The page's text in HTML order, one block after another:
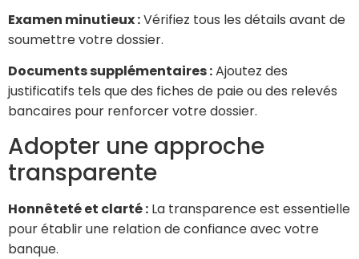
Examen minutieux :Vérifiez tous les détails avant de
soumettre votre dossier.
Documents supplémentaires :Ajoutez des
justificatifs tels que des fiches de paie ou des relevés
bancaires pour renforcer votre dossier.
Adopter une approche
transparente
Honnêteté et clarté : La transparence est essentielle
pour établir une relation de confiance avec votre
banque.